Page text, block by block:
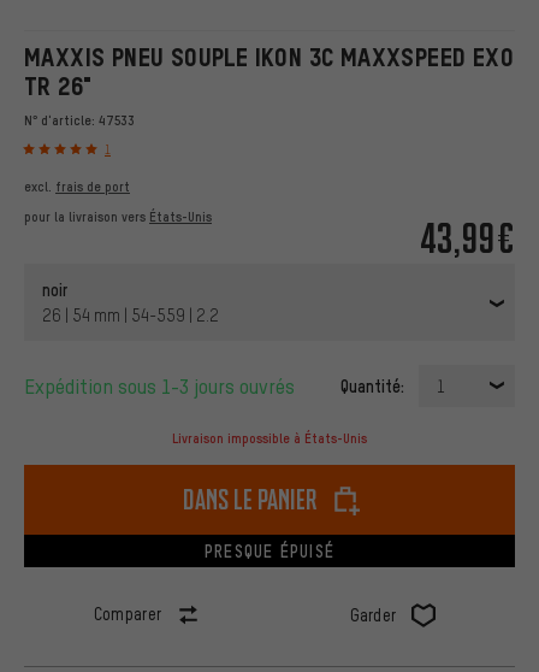
MAXXIS PNEU SOUPLE IKON 3C MAXXSPEED EXO
TR 26"
N° d'article: 47533
1
43,99€
excl. frais de port
pour la livraison vers États-Unis
noir
26 | 54 mm | 54-559 | 2.2
Expédition sous 1-3 jours ouvrés Quantité: 1
Livraison impossible à États-Unis
dans le panier
PRESQUE ÉPUISÉ
Comparer Garder